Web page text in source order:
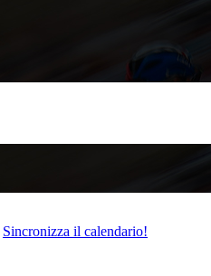
Sincronizza il calendario!